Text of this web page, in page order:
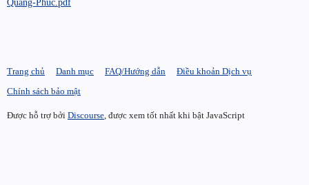
Trang chủ Danh mục FAQ/Hướng dẫn
Điều khoản Dịch vụ
Chính sách bảo mật
Được hỗ trợ bởi Discourse, được xem tốt nhất khi bật JavaScript